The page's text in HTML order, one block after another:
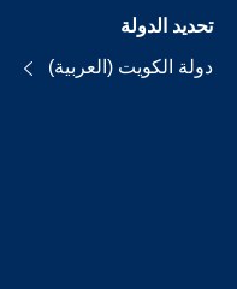
تحديد الدولة
دولة الكويت (العربية)